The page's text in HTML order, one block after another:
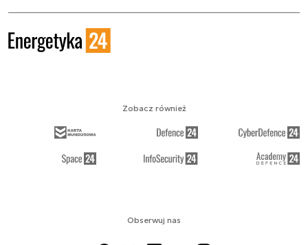
Obserwuj nas
Zobacz również